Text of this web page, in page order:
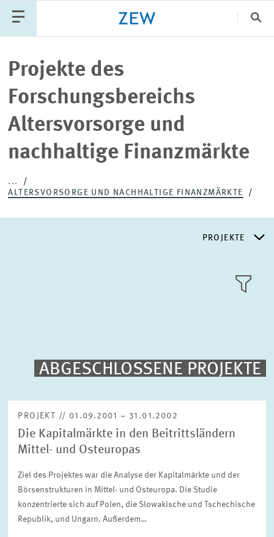
VERANSTALTUNGEN AKTUELLES
Projekte des
Forschungsbereichs
Altersvorsorge und
nachhaltige Finanzmärkte
...
ALTERSVORSORGE UND NACHHALTIGE FINANZMÄRKTE
PROJEKTE
FORSCHUNGSSCHWERPUNKTE
PROJEKTE
TEAM & KONTAKT
KACHEL
Volltext-Suche
Sortierung
Nach Projektbeginn absteigend
Status
Bitte wählen Sie einen Status
ABGESCHLOSSENE PROJEKTE
PROJEKT // 01.09.2001 – 31.01.2002
Die Kapitalmärkte in den Beitrittsländern
Mittel- und Osteuropas
Ziel des Projektes war die Analyse der Kapitalmärkte und der
Börsenstrukturen in Mittel- und Osteuropa. Die Studie
konzentrierte sich auf Polen, die Slowakische und Tschechische
Republik, und Ungarn. Außerdem…